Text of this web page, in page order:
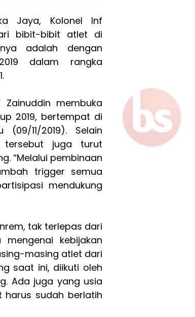
Jaya, Kolonel Inf
bibit-bibit atlet di
adalah dengan
dalam rangka
membuka
2019, bertempat di
11/2019). Selain
tersebut juga turut
“Melalui pembinaan
trigger semua
mendukung
tak terlepas dari
kebijakan
masing atlet dari
saat ini, diikuti oleh
Ada juga yang usia
harus sudah berlatih